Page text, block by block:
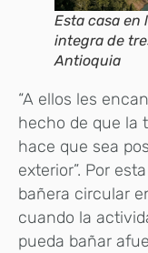
Esta casa en
integra de
Antioquia
“A ellos les
hecho de que la
hace que sea
exterior”. Por
bañera circular
cuando la
pueda bañar